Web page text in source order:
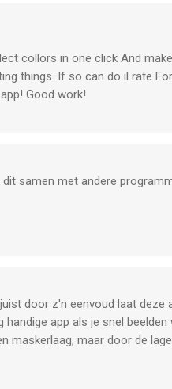
collors in one click And
things. If so can do il rate
Good work!
samen met andere
door z'n eenvoud laat
app als je snel
maskerlaag, maar door de